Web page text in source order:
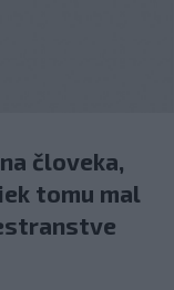
človeka,
tomu mal